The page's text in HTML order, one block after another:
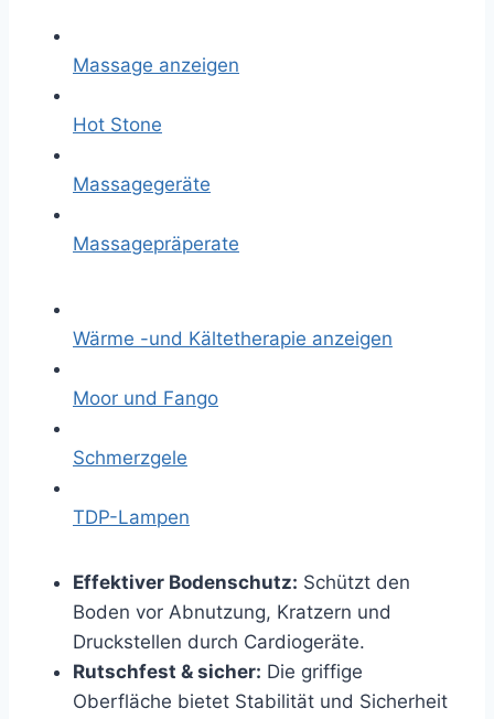
Massage anzeigen
Hot Stone
Massagegeräte
Massagepräperate
Wärme -und Kältetherapie anzeigen
Moor und Fango
Schmerzgele
TDP-Lampen
Effektiver Bodenschutz: Schützt den
Boden vor Abnutzung, Kratzern und
Druckstellen durch Cardiogeräte.
Rutschfest & sicher: Die griffige
Oberfläche bietet Stabilität und Sicherheit